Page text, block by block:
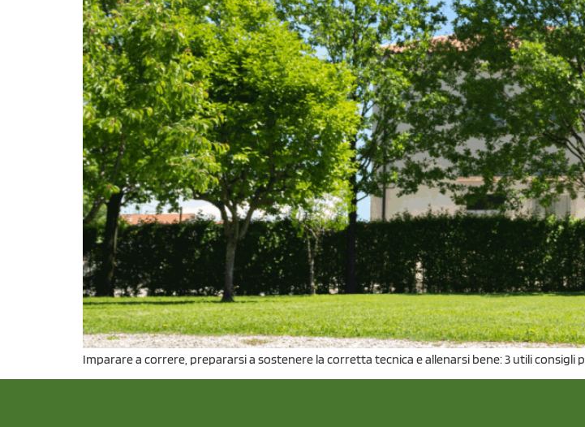
Imparare a correre, prepararsi a sostenere la corretta tecnica e allenarsi bene: 3 utili